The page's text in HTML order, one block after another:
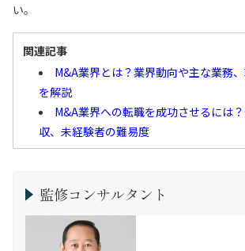
い。
関連記事
M&A業界とは？業界動向や主な業務
を解説
M&A業界への転職を成功させるには
収、未経験者の難易度
監修コンサルタント